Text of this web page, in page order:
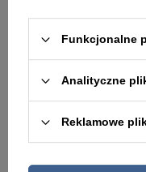
149,00 zł
Funkcjonalne
Analityczne
Reklamowe